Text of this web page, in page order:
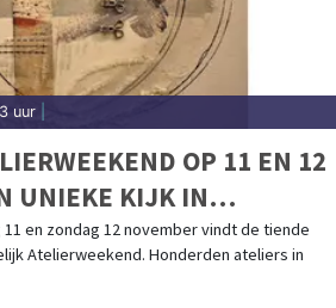
uur
OP 11 EN 12
UNIEKE KIJK IN
DOOR HET HELE
11 en zondag 12 november vindt de tiende
Atelierweekend. Honderden ateliers in